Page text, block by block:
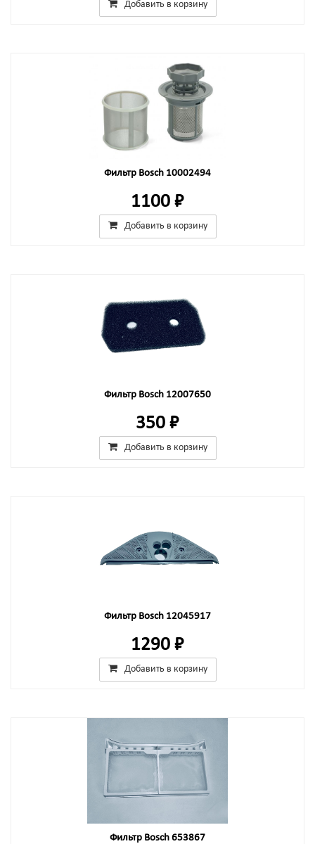
Добавить в корзину
Фильтр Bosch 10002494
1100 ₽
Добавить в корзину
Фильтр Bosch 12007650
350 ₽
Добавить в корзину
Фильтр Bosch 12045917
1290 ₽
Добавить в корзину
Фильтр Bosch 653867